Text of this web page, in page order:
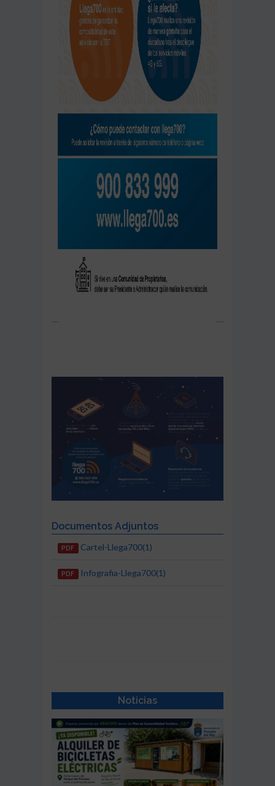
Documentos Adjuntos
PDF Cartel-Llega700(1)
PDF Infografia-Llega700(1)
Noticias